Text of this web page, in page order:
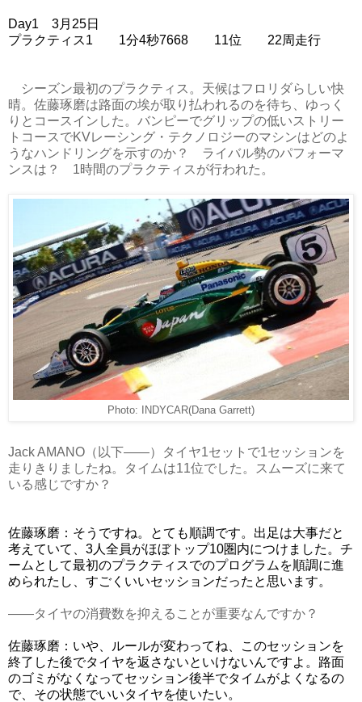
Day1 3月25日
プラクティス1 1分4秒7668 11位 22周走行
シーズン最初のプラクティス。天候はフロリダらしい快
晴。佐藤琢磨は路面の埃が取り払われるのを待ち、ゆっく
りとコースインした。バンピーでグリップの低いストリー
トコースでKVレーシング・テクノロジーのマシンはどのよ
うなハンドリングを示すのか？ ライバル勢のパフォーマ
ンスは？ 1時間のプラクティスが行われた。
Photo: INDYCAR(Dana Garrett)
Jack AMANO（以下——）タイヤ1セットで1セッションを
走りきりましたね。タイムは11位でした。スムーズに来て
いる感じですか？
佐藤琢磨：そうですね。とても順調です。出足は大事だと
考えていて、3人全員がほぼトップ10圏内につけました。チ
ームとして最初のプラクティスでのプログラムを順調に進
められたし、すごくいいセッションだったと思います。
――タイヤの消費数を抑えることが重要なんですか？
佐藤琢磨：いや、ルールが変わってね、このセッションを
終了した後でタイヤを返さないといけないんですよ。路面
のゴミがなくなってセッション後半でタイムがよくなるの
で、その状態でいいタイヤを使いたい。